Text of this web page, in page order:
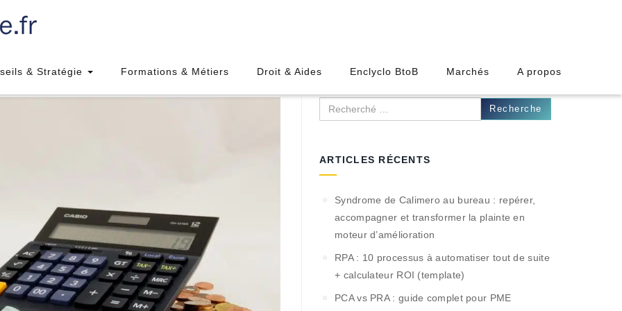
& Stratégie Formations & Métiers Droit & Aides Enclyclo BtoB Marchés A propos
Recherche
ARTICLES RÉCENTS
Syndrome de Calimero au bureau : repérer,
accompagner et transformer la plainte en
moteur d’amélioration
RPA : 10 processus à automatiser tout de suite
+ calculateur ROI (template)
PCA vs PRA : guide complet pour PME